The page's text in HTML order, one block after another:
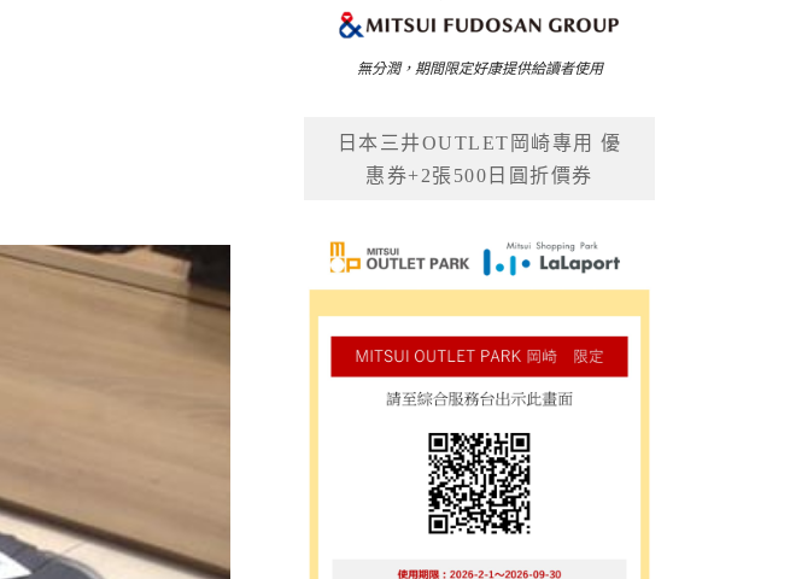
無分潤，期間限定好康提供給讀者使用
日本三井OUTLET岡崎專用 優
惠券+2張500日圓折價券